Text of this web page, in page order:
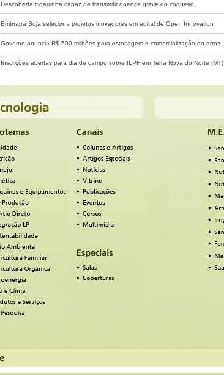
Descoberta cigarrinha capaz de transmitir doença grave do coqueiro
Embrapa Soja seleciona projetos inovadores em edital de Open Innovation
Governo anuncia R$ 500 milhões para estocagem e comercialização do arroz
Inscrições abertas para dia de campo sobre ILPF em Terra Nova do Norte (MT)